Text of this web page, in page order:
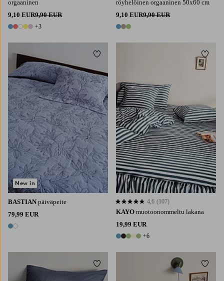
orgaaninen
9,10 EUR9,90 EUR
8 värejä
+3
röyhelöinen orgaaninen 50x60 cm
9,10 EUR9,90 EUR
3 värejä
BASTIAN päiväpeite
79,99 EUR
2 värejä
New in
Lisää suosikkeihin
150X260180X260 260X260
KAYO muotoonommeltu lakana
19,99 EUR
11 värejä
+6
4,6 perustuen 107 arvosanaan
4,6 (107)
Lisää
180X200
Lisää suosikkeihin Lisää